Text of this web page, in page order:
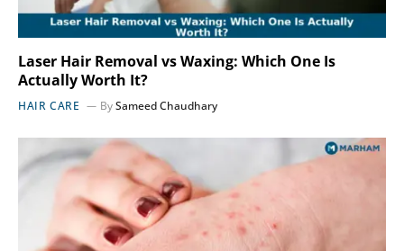
Laser Hair Removal vs Waxing: Which One Is
Actually Worth It?
HAIR CARE By Sameed Chaudhary